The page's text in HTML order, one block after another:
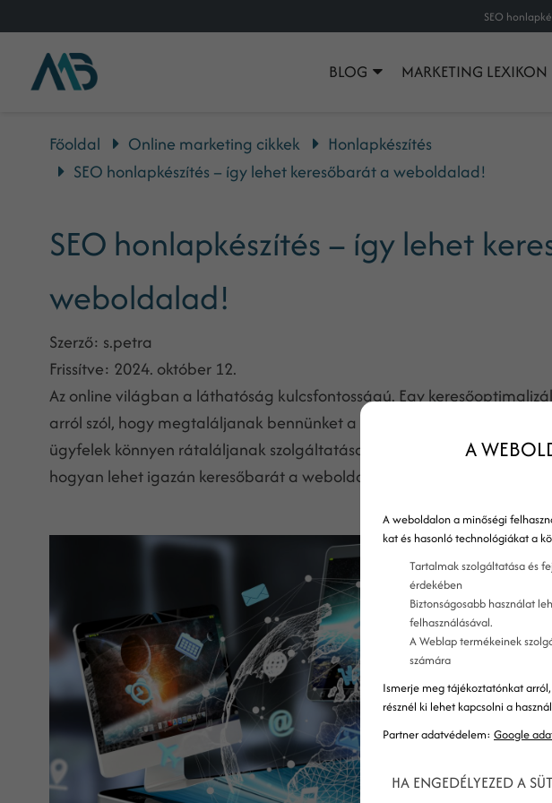
SEO
BLOG MARKETING LEXIKON
Főoldal Online marketing cikkek
Honlapkészítés
SEO honlapkészítés – így lehet keresőbarát a weboldalad!
SEO honlapkészítés – így lehet
weboldalad!
Szerző: s.petra
Frissítve: 2024. október 12.
Az online világban a láthatóság kulcsfontosságú. Egy
arról szól, hogy megtaláljanak bennünket a Google találati listáján,
ügyfelek könnyen rátaláljanak szolgáltatásainkra, termékeinkre. De mi
hogyan lehet igazán keresőbarát a weboldalad? Tarts velünk, és
A
A weboldalon a minőségi
kat és hasonló technológiákat a
Tartalmak szolgáltatása és
érdekében
Biztonságosabb használat
felhasználásával.
A Weblap termékeinek
számára
Ismerje meg tájékoztatónkat
résznél ki lehet kapcsolni a
Partner adatvédelem: Google
HA ENGEDÉLYEZED A